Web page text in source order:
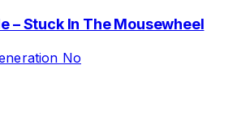
– Stuck In The Mousewheel